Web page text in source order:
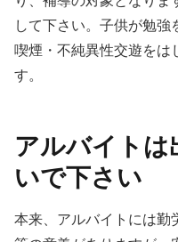
して下さい。子供が勉強
喫煙・不純異性交遊をは
す。
アルバイトは
いで下さい
本来、アルバイトには勤